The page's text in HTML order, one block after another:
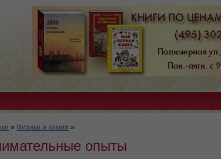
» Физика и химия »
опыты